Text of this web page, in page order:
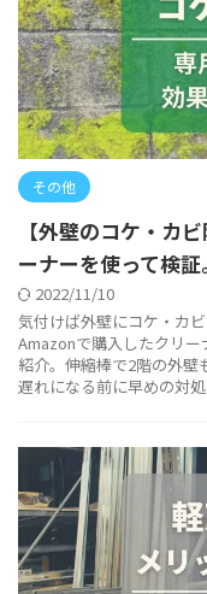
その他
【外壁のコケ・カ
ーナーを使って検証
2022/11/10
気付けば外壁にコケ・カ
Amazonで購入したクリ
紹介。伸縮棒で2階の外
遅れになる前に早めの対処